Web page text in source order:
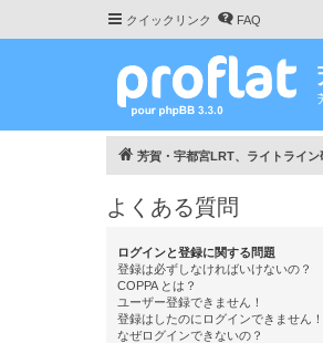
クイックリンク FAQ
芳賀・宇都宮LRT、ライトライン
よくある質問
ログインと登録に関する問題
登録は必ずしなければいけないの？
COPPA とは？
ユーザー登録できません！
登録はしたのにログインできません！
なぜログインできないの？